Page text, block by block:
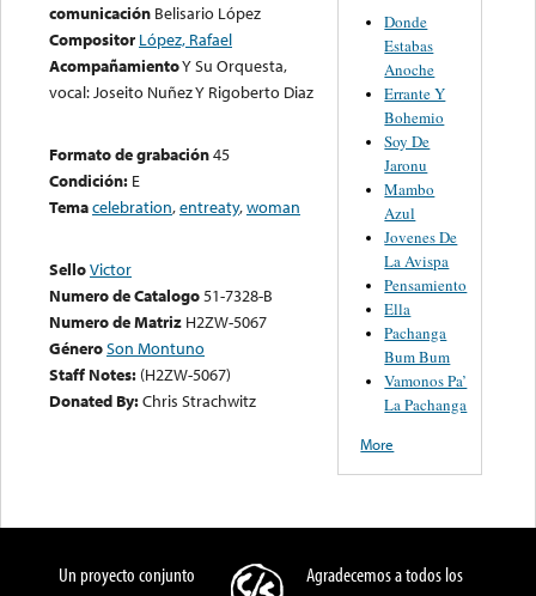
comunicación Belisario López
Compositor López, Rafael
AcompañamientoY Su Orquesta,
vocal: Joseito Nuñez Y Rigoberto Diaz
Formato de grabación45
Condición: E
Temacelebration,entreaty,woman
SelloVictor
Numero de Catalogo51-7328-B
Numero de Matriz H2ZW-5067
GéneroSon Montuno
Staff Notes: (H2ZW-5067)
Donated By:Chris Strachwitz
Donde
Estabas
Anoche
Errante Y
Bohemio
Soy De
Jaronu
Mambo
Azul
Jovenes De
La Avispa
Pensamiento
Ella
Pachanga
Bum Bum
Vamonos Pa’
La Pachanga
More
Un proyecto conjunto
Agradecemos a todos los